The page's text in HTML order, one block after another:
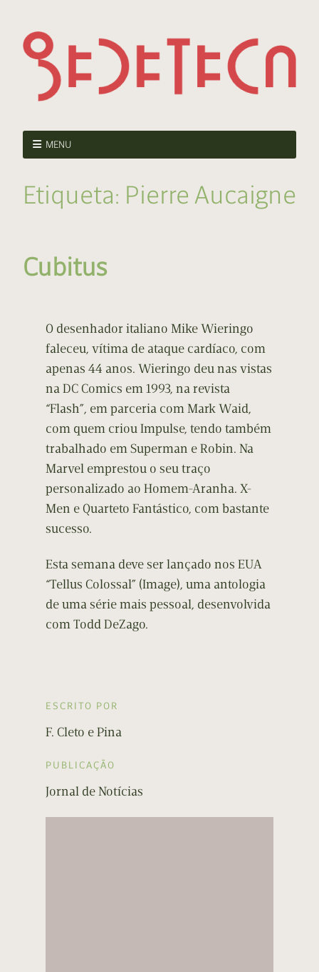
MENU
Etiqueta: Pierre Aucaigne
Cubitus
O desenhador italiano Mike Wieringo
faleceu, vítima de ataque cardíaco, com
apenas 44 anos. Wieringo deu nas vistas
na DC Comics em 1993, na revista
“Flash”, em parceria com Mark Waid,
com quem criou Impulse, tendo também
trabalhado em Superman e Robin. Na
Marvel emprestou o seu traço
personalizado ao Homem-Aranha. X-
Men e Quarteto Fantástico, com bastante
sucesso.
Esta semana deve ser lançado nos EUA
“Tellus Colossal” (Image), uma antologia
de uma série mais pessoal, desenvolvida
com Todd DeZago.
ESCRITO POR
F. Cleto e Pina
PUBLICAÇÃO
Jornal de Notícias